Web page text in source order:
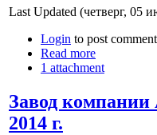
Last Updated (четверг, 05
Login to post
Read more
1 attachment
Завод компании
2014 г.